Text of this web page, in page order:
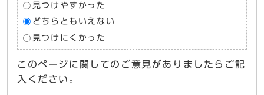
見つけやすかった
どちらともいえない
見つけにくかった
このページに関してのご意見がありましたらご記
入ください。